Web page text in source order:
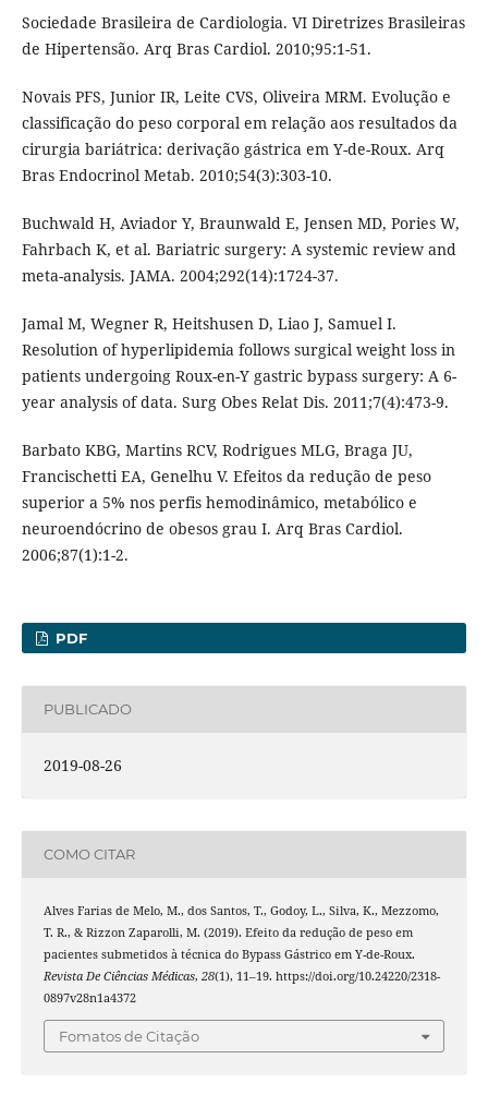
Sociedade Brasileira de Cardiologia. VI Diretrizes Brasileiras
de Hipertensão. Arq Bras Cardiol. 2010;95:1-51.
Novais PFS, Junior IR, Leite CVS, Oliveira MRM. Evolução e
classificação do peso corporal em relação aos resultados da
cirurgia bariátrica: derivação gástrica em Y-de-Roux. Arq
Bras Endocrinol Metab. 2010;54(3):303-10.
Buchwald H, Aviador Y, Braunwald E, Jensen MD, Pories W,
Fahrbach K, et al. Bariatric surgery: A systemic review and
meta-analysis. JAMA. 2004;292(14):1724-37.
Jamal M, Wegner R, Heitshusen D, Liao J, Samuel I.
Resolution of hyperlipidemia follows surgical weight loss in
patients undergoing Roux-en-Y gastric bypass surgery: A 6-
year analysis of data. Surg Obes Relat Dis. 2011;7(4):473-9.
Barbato KBG, Martins RCV, Rodrigues MLG, Braga JU,
Francischetti EA, Genelhu V. Efeitos da redução de peso
superior a 5% nos perfis hemodinâmico, metabólico e
neuroendócrino de obesos grau I. Arq Bras Cardiol.
2006;87(1):1-2.
PDF
PUBLICADO
2019-08-26
COMO CITAR
Alves Farias de Melo, M., dos Santos, T., Godoy, L., Silva, K., Mezzomo,
T. R., & Rizzon Zaparolli, M. (2019). Efeito da redução de peso em
pacientes submetidos à técnica do Bypass Gástrico em Y-de-Roux.
Revista De Ciências Médicas, 28(1), 11–19. https://doi.org/10.24220/2318-
0897v28n1a4372
Fomatos de Citação